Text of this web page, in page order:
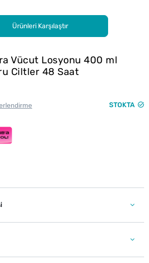
Ürünleri Karşılaştır
Vücut Losyonu 400 ml
Ciltler 48 Saat
STOKTA